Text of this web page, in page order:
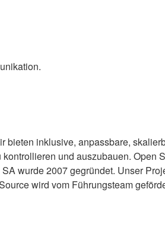
bieten inklusive, anpassbare,
und auszubauen. Open
wurde 2007 gegründet. Unser
wird vom Führungsteam